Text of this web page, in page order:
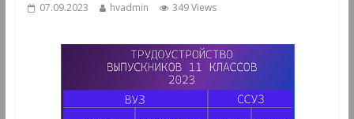
07.09.2023 hvadmin 349 Views